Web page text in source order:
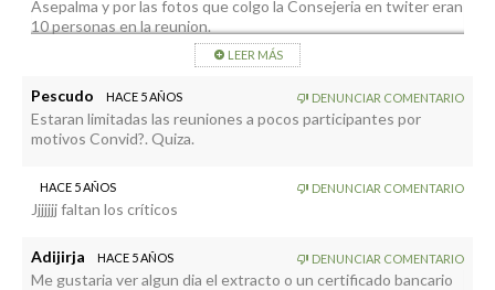
Asepalma y por las fotos que colgo la Consejeria en twiter eran
10 personas en la reunion.
LEER MÁS
Pescudo HACE 5 AÑOS DENUNCIAR COMENTARIO
Estaran limitadas las reuniones a pocos participantes por
motivos Convid?. Quiza.
HACE 5 AÑOS DENUNCIAR COMENTARIO
Jjjjjjj faltan los críticos
Adijirja HACE 5 AÑOS DENUNCIAR COMENTARIO
Me gustaria ver algun dia el extracto o un certificado bancario